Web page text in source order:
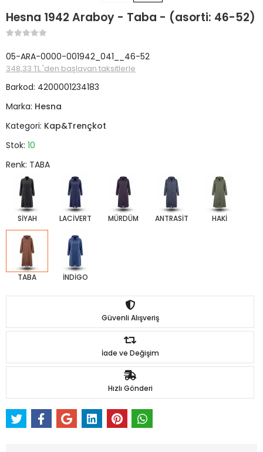
Hesna 1942 Araboy - Taba - (asorti: 46-52)
05-ARA-0000-001942_041__46-52
348,33 TL 'den başlayan taksitlerle
Barkod: 4200001234183
Marka: Hesna
Kategori: Kap&Trençkot
Stok: 10
Renk: TABA
SİYAH LACİVERT MÜRDÜM ANTRASİT HAKİ
TABA İNDİGO
Güvenli Alışveriş
İade ve Değişim
Hızlı Gönderi